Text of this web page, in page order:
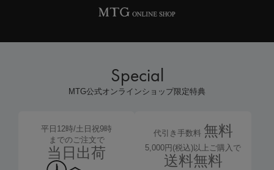
Special
MTG公式オンラインショップ限定特典
平日12時/土日祝9時
までのご注文で
当日出荷
代引き手数料 無料
5,000円(税込)以上ご購入で
送料無料